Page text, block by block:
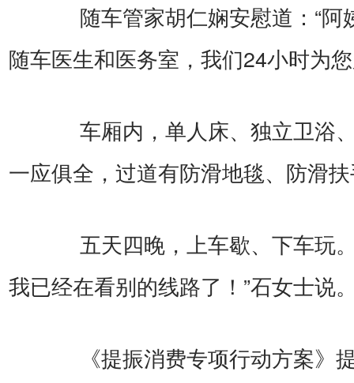
随车管家胡仁娴安慰道：“阿
随车医生和医务室，我们24小时为
车厢内，单人床、独立卫浴
一应俱全，过道有防滑地毯、防滑
五天四晚，上车歇、下车玩。
我已经在看别的线路了！”石女士说
《提振消费专项行动方案》